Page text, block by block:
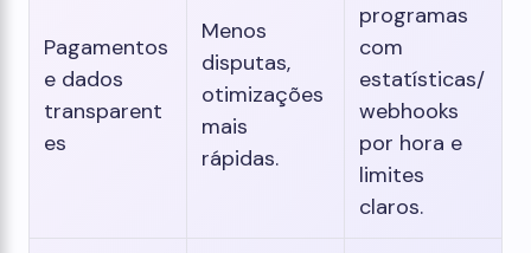
Pagamentos
e dados
transparent
es
Menos
disputas,
otimizações
mais
rápidas.
programas
com
estatísticas/
webhooks
por hora e
limites
claros.